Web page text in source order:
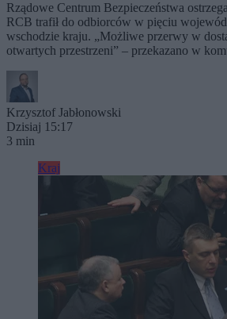
Rządowe Centrum Bezpieczeństwa
RCB trafił do odbiorców w pięciu
wschodzie kraju. „Możliwe przerwy w
otwartych przestrzeni” – przekazano w
Krzysztof Jabłonowski
Dzisiaj 15:17
3 min
Kraj